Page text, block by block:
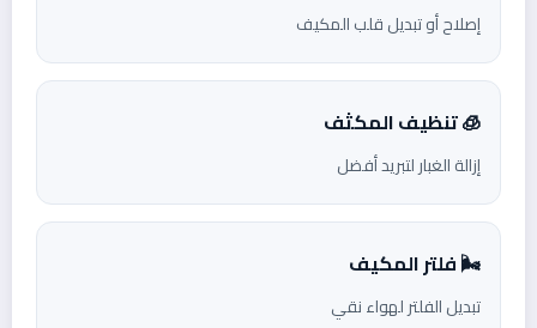
إصلاح أو تبديل قلب المكيف
🧊 تنظيف المكثف
إزالة الغبار لتبريد أفضل
🌬️ فلتر المكيف
تبديل الفلتر لهواء نقي